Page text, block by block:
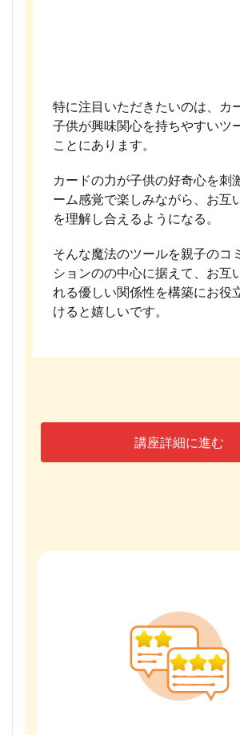
特に注目いただきたいのは、カ
子供が興味関心を持ちやすいツ
ことにあります。
カードの力が子供の好奇心を刺
ーム感覚で楽しみながら、お互
を理解し合えるようになる。
そんな魔法のツールを親子のコ
ションのの中心に据えて、お互
れる優しい関係性を構築にお役
けると嬉しいです。
講座詳細に進む